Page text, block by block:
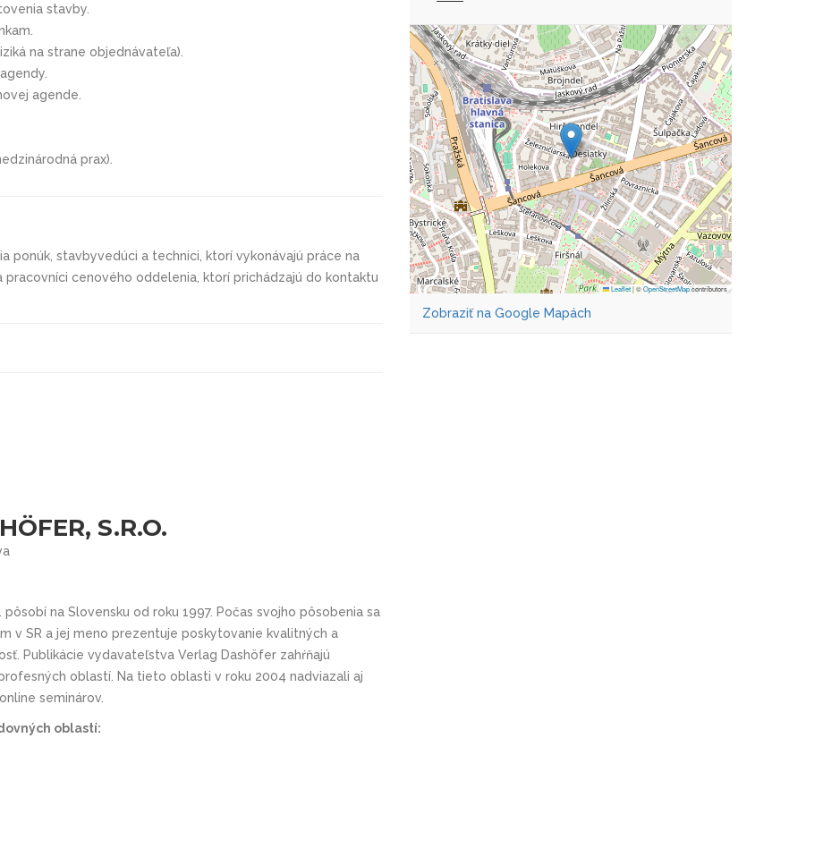
stavby.
na strane objednávateľa).
agende.
prax).
ponúk, stavbyvedúci a technici, ktorí vykonávajú práce na
pracovníci cenového oddelenia, ktorí prichádzajú do kontaktu
S.R.O.
na Slovensku od roku 1997. Počas svojho pôsobenia sa
v SR a jej meno prezentuje poskytovanie kvalitných a
Publikácie vydavateľstva Verlag Dashöfer zahŕňajú
oblastí. Na tieto oblasti v roku 2004 nadviazali aj
seminárov.
oblastí:
Leaflet|©OpenStreetMapcontributors
Zobraziť na Google Mapách